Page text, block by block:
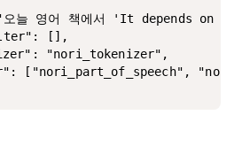
늘 영어 책에서 'It depends on
[],